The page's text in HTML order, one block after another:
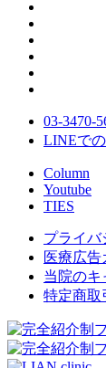
03-3470-
LINEで
Column
Youtube
TIES
プライバ
医療広告
当院のキ
特定商取